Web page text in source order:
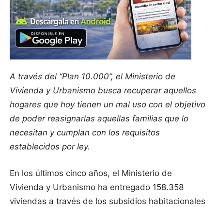
A través del “Plan 10.000”, el Ministerio de
Vivienda y Urbanismo busca recuperar aquellos
hogares que hoy tienen un mal uso con el objetivo
de poder reasignarlas aquellas familias que lo
necesitan y cumplan con los requisitos
establecidos por ley.
En los últimos cinco años, el Ministerio de
Vivienda y Urbanismo ha entregado 158.358
viviendas a través de los subsidios habitacionales